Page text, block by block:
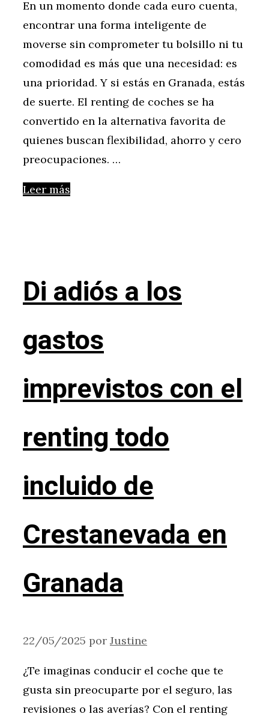
En un momento donde cada euro cuenta,
encontrar una forma inteligente de
moverse sin comprometer tu bolsillo ni tu
comodidad es más que una necesidad: es
una prioridad. Y si estás en Granada, estás
de suerte. El renting de coches se ha
convertido en la alternativa favorita de
quienes buscan flexibilidad, ahorro y cero
preocupaciones. …
Leer más
Di adiós a los
gastos
imprevistos con el
renting todo
incluido de
Crestanevada en
Granada
22/05/2025 por Justine
¿Te imaginas conducir el coche que te
gusta sin preocuparte por el seguro, las
revisiones o las averías? Con el renting